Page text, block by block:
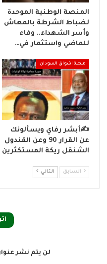
المنصة الوطنية الموحدة
لضباط الشرطة بالمعاش
وأسر الشهداء.. وفاء
للماضي واستثمار في…
منصة اشواق السودان
✍️أبشر رفاي ويسألونك
عن القرار 90 وعن القندول
الشنقل ريكة المستكثرين
السابق التالي
لن يتم نشر